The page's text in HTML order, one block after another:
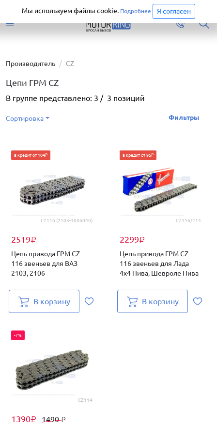
Перейти
Производитель CZ
Цепи ГРМ CZ
В группе представлено: 3 / 3 позиций
Сортировка Фильтры
CZ116 (2103-1006040)
2519₽
в кредит от 104₽
Цепь привода ГРМ CZ
116 звеньев для ВАЗ
2103, 2106
В корзину
CZ116/214
2299₽
в кредит от 95₽
Цепь привода ГРМ CZ
116 звеньев для Лада
4х4 Нива, Шевроле Нива
В корзину
CZ114
1390₽ 1490₽
-7%
Мы используем файлы cookie. Подробнее Я согласен